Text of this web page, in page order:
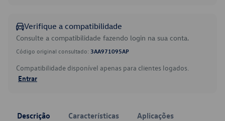
Verifique a compatibilidade
Consulte a compatibilidade fazendo login na sua conta.
Código original consultado: 3AA971095AP
Compatibilidade disponível apenas para clientes logados.
Entrar
Descrição Características Aplicações